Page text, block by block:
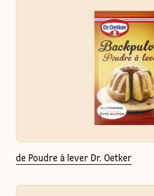
de Poudre à lever Dr. Oetker